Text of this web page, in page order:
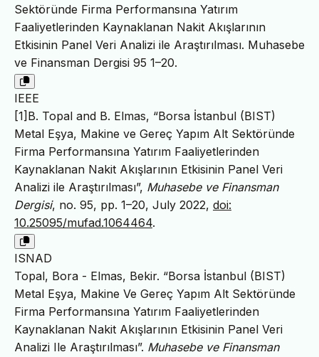
Sektöründe Firma Performansına Yatırım
Faaliyetlerinden Kaynaklanan Nakit Akışlarının
Etkisinin Panel Veri Analizi ile Araştırılması. Muhasebe
ve Finansman Dergisi 95 1–20.
IEEE
[1]B. Topal and B. Elmas, “Borsa İstanbul (BIST)
Metal Eşya, Makine ve Gereç Yapım Alt Sektöründe
Firma Performansına Yatırım Faaliyetlerinden
Kaynaklanan Nakit Akışlarının Etkisinin Panel Veri
Analizi ile Araştırılması”, Muhasebe ve Finansman
Dergisi, no. 95, pp. 1–20, July 2022, doi:
10.25095/mufad.1064464.
ISNAD
Topal, Bora - Elmas, Bekir. “Borsa İstanbul (BIST)
Metal Eşya, Makine Ve Gereç Yapım Alt Sektöründe
Firma Performansına Yatırım Faaliyetlerinden
Kaynaklanan Nakit Akışlarının Etkisinin Panel Veri
Analizi Ile Araştırılması”. Muhasebe ve Finansman